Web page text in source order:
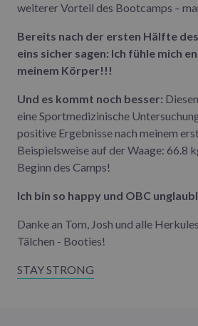
weiterer Vorteil des Bootcamps –
Bereits nach der ersten Hälfte
eins sicher sagen: Ich fühle mich
meinem Körper!!!
Und es kommt noch besser:
eine Sportmedizinische
positive Ergebnisse nach meinem
Beispielsweise auf der Waage: 66.8
Beginn des Camps!
Ich bin so happy und OBC
Danke an Tom, Josh und alle
Tälchen - Booties!
STAY STRONG